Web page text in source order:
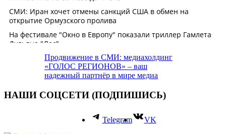
Продвижение в СМИ: медиахолдинг
«ГОЛОС РЕГИОНОВ» – ваш
надежный партнёр в мире медиа
НАШИ СОЦСЕТИ (ПОДПИШИСЬ)
Telegram VK